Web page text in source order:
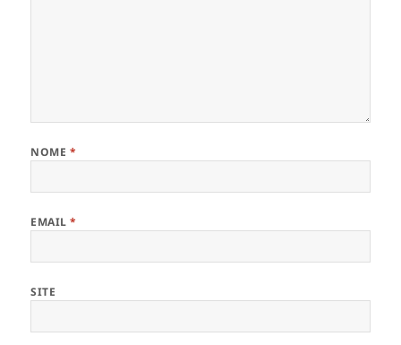
NOME *
EMAIL*
SITE